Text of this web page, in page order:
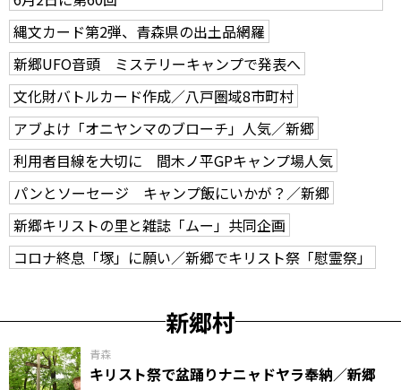
縄文カード第2弾、青森県の出土品網羅
新郷UFO音頭 ミステリーキャンプで発表へ
文化財バトルカード作成／八戸圏域8市町村
アブよけ「オニヤンマのブローチ」人気／新郷
利用者目線を大切に 間木ノ平GPキャンプ場人気
パンとソーセージ キャンプ飯にいかが？／新郷
新郷キリストの里と雑誌「ムー」共同企画
コロナ終息「塚」に願い／新郷でキリスト祭「慰霊祭」
新郷村
青森
キリスト祭で盆踊りナニャドヤラ奉納／新郷